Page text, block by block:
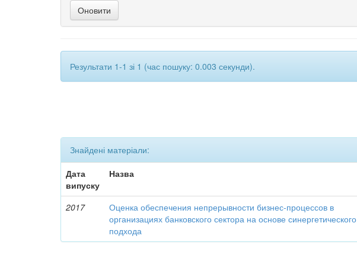
Результати 1-1 зі 1 (час пошуку: 0.003 секунди).
Знайдені матеріали:
Дата
випуску
Назва
2017
Оценка обеспечения непрерывности бизнес-процессов в
организациях банковского сектора на основе синергетического
подхода